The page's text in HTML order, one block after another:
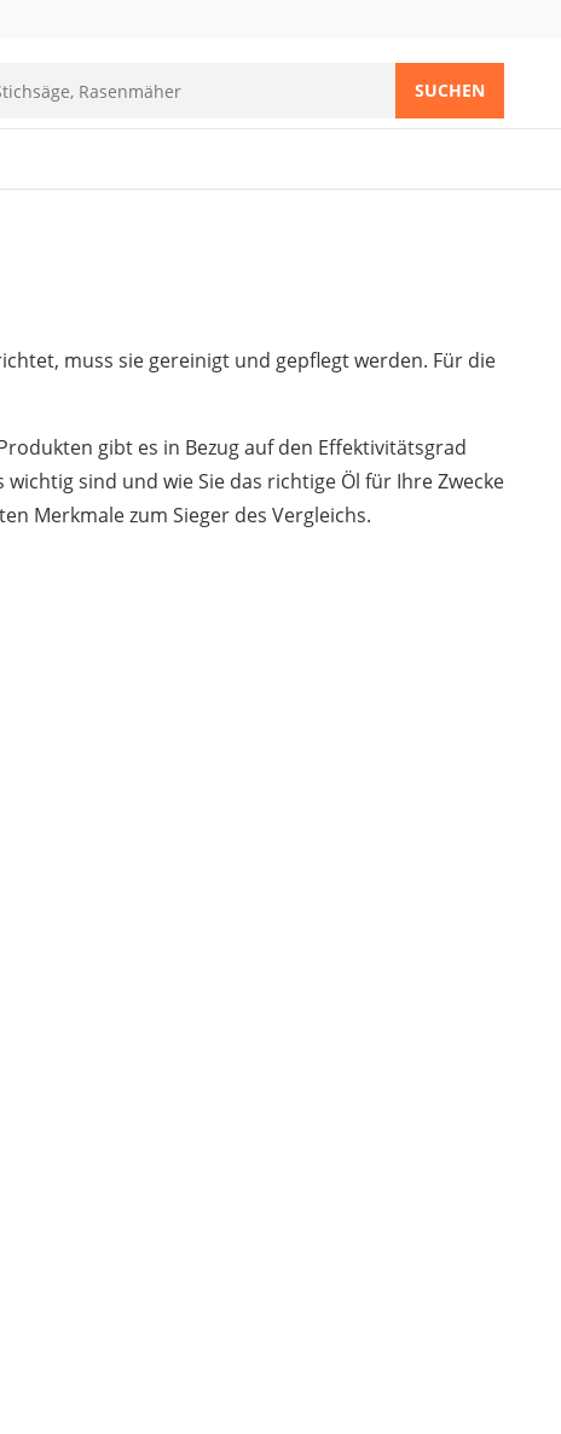
SUCHEN
muss sie gereinigt und gepflegt werden. Für die
gibt es in Bezug auf den Effektivitätsgrad
wichtig sind und wie Sie das richtige Öl für Ihre Zwecke
Merkmale zum Sieger des Vergleichs.